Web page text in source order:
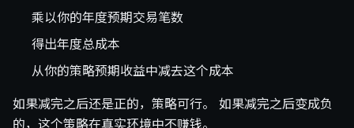
乘以你的年度预期交易笔数
得出年度总成本
从你的策略预期收益中减去这个成本
如果减完之后还是正的，策略可行。 如果减完之后变成负
的，这个策略在真实环境中不赚钱。